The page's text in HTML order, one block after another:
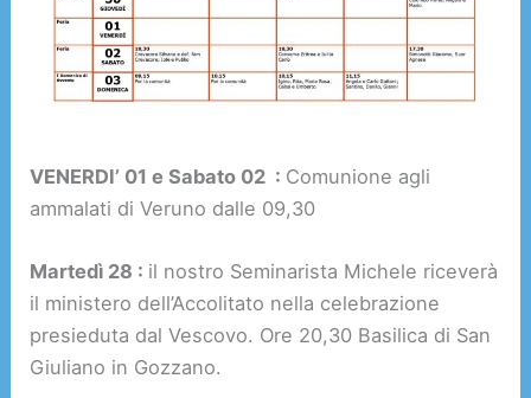
VENERDI’ 01 e Sabato 02 : Comunione agli
ammalati di Veruno dalle 09,30
Martedì 28 : il nostro Seminarista Michele riceverà
il ministero dell’Accolitato nella celebrazione
presieduta dal Vescovo. Ore 20,30 Basilica di San
Giuliano in Gozzano.